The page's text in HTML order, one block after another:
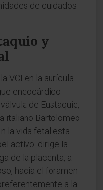
de cuidados
y
VCI en la aurícula
endocárdico
de Eustaquio,
italiano Bartolomeo
la vida fetal esta
activo: dirige la
de la placenta, a
hacia el foramen
a la